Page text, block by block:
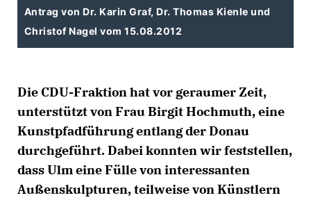
Antrag von Dr. Karin Graf, Dr. Thomas Kienle und
Christof Nagel vom 15.08.2012
Die CDU-Fraktion hat vor geraumer Zeit,
unterstützt von Frau Birgit Hochmuth, eine
Kunstpfadführung entlang der Donau
durchgeführt. Dabei konnten wir feststellen,
dass Ulm eine Fülle von interessanten
Außenskulpturen, teilweise von Künstlern